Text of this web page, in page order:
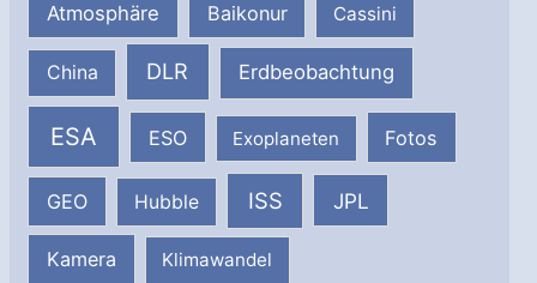
Atmosphäre Baikonur Cassini
China DLR Erdbeobachtung
ESA ESO Exoplaneten Fotos
GEO Hubble ISS JPL
Kamera Klimawandel